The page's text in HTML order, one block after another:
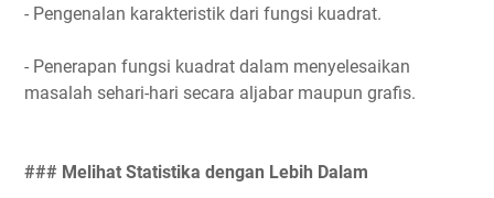
- Pengenalan karakteristik dari fungsi kuadrat.
- Penerapan fungsi kuadrat dalam menyelesaikan
masalah sehari-hari secara aljabar maupun grafis.
### Melihat Statistika dengan Lebih Dalam